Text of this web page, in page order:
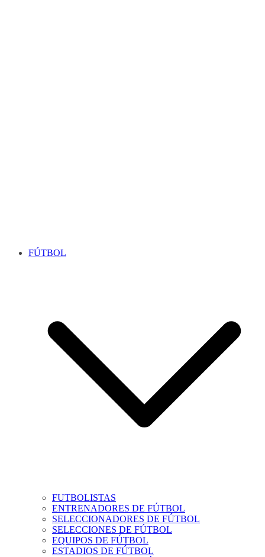
FÚTBOL
FUTBOLISTAS
ENTRENADORES DE FÚTBOL
SELECCIONADORES DE FÚTBOL
SELECCIONES DE FÚTBOL
EQUIPOS DE FÚTBOL
ESTADIOS DE FÚTBOL